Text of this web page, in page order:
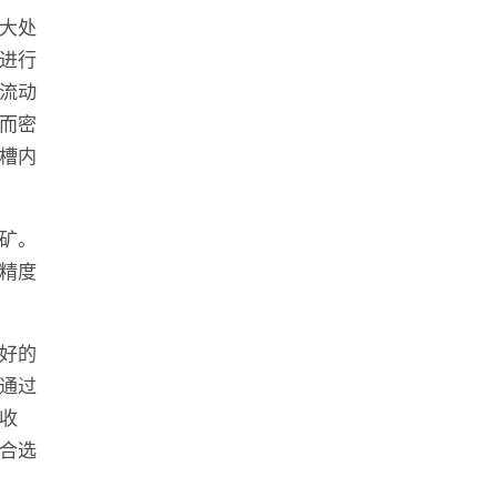
处
行
动
密
内
。
度
的
过
选